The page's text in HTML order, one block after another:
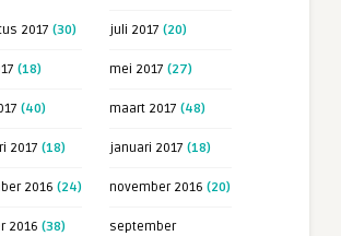
2017 (30) juli 2017 (20)
(18) mei 2017 (27)
(40) maart 2017 (48)
2017 (18) januari 2017 (18)
2016 (24) november 2016 (20)
2016 (38) september